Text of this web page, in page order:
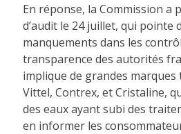
En réponse, la Commission a
d’audit le 24 juillet, qui pointe
manquements dans les
transparence des autorités
implique de grandes marques
Vittel, Contrex, et Cristaline,
des eaux ayant subi des
en informer les